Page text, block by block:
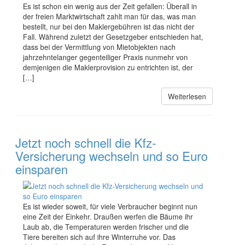
Es ist schon ein wenig aus der Zeit gefallen: Überall in
der freien Marktwirtschaft zahlt man für das, was man
bestellt, nur bei den Maklergebühren ist das nicht der
Fall. Während zuletzt der Gesetzgeber entschieden hat,
dass bei der Vermittlung von Mietobjekten nach
jahrzehntelanger gegenteiliger Praxis nunmehr von
demjenigen die Maklerprovision zu entrichten ist, der
[…]
Weiterlesen
Jetzt noch schnell die Kfz-
Versicherung wechseln und so Euro
einsparen
Es ist wieder soweit, für viele Verbraucher beginnt nun
eine Zeit der Einkehr. Draußen werfen die Bäume ihr
Laub ab, die Temperaturen werden frischer und die
Tiere bereiten sich auf ihre Winterruhe vor. Das